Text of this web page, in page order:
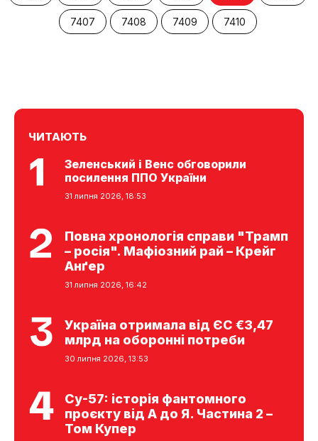
7407 7408 7409 7410
ЧИТАЮТЬ
Зеленський і Венс обговорили
посилення ППО України
31 липня 2026, 18:53
Повна хронологія справи "Трамп
– росія". Мафіозний рай – Крейг
Анґер
31 липня 2026, 16:42
Україна отримала від ЄС €3,47
млрд на оборонні потреби
30 липня 2026, 13:53
Су-57: історія фантомного
проєкту від А до Я. Частина 2 –
Том Купер